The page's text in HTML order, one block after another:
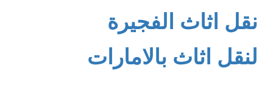
نقل اثاث الفجيرة
لنقل اثاث بالامارات